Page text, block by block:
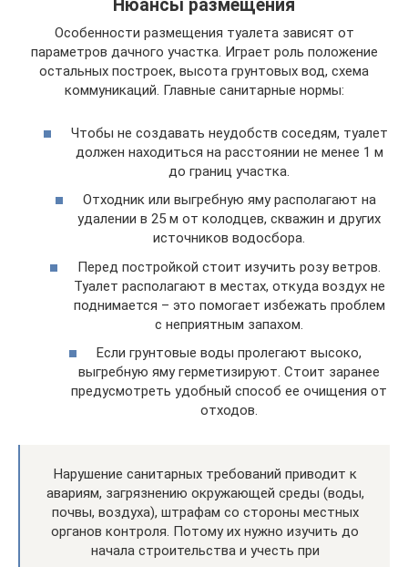
Нюансы размещения
Особенности размещения туалета зависят от
параметров дачного участка. Играет роль положение
остальных построек, высота грунтовых вод, схема
коммуникаций. Главные санитарные нормы:
Чтобы не создавать неудобств соседям, туалет
должен находиться на расстоянии не менее 1 м
до границ участка.
Отходник или выгребную яму располагают на
удалении в 25 м от колодцев, скважин и других
источников водосбора.
Перед постройкой стоит изучить розу ветров.
Туалет располагают в местах, откуда воздух не
поднимается – это помогает избежать проблем
с неприятным запахом.
Если грунтовые воды пролегают высоко,
выгребную яму герметизируют. Стоит заранее
предусмотреть удобный способ ее очищения от
отходов.
Нарушение санитарных требований приводит к
авариям, загрязнению окружающей среды (воды,
почвы, воздуха), штрафам со стороны местных
органов контроля. Потому их нужно изучить до
начала строительства и учесть при